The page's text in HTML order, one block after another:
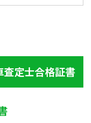
査定士合格証書